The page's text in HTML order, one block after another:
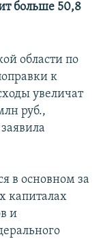
больше 50,8
области по
к
увеличат
руб.,
в основном за
капиталах
и